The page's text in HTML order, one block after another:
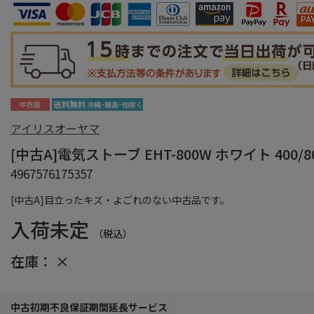
[中古A]目立ったキズ・よごれのない中古品です。
アイリスオーヤマ
[中古A]電気ストーブ EHT-800W ホワイト 400/
4967576175357
入荷未定 （税込）
在庫： ×
中古初期不良保証期間延長サービス